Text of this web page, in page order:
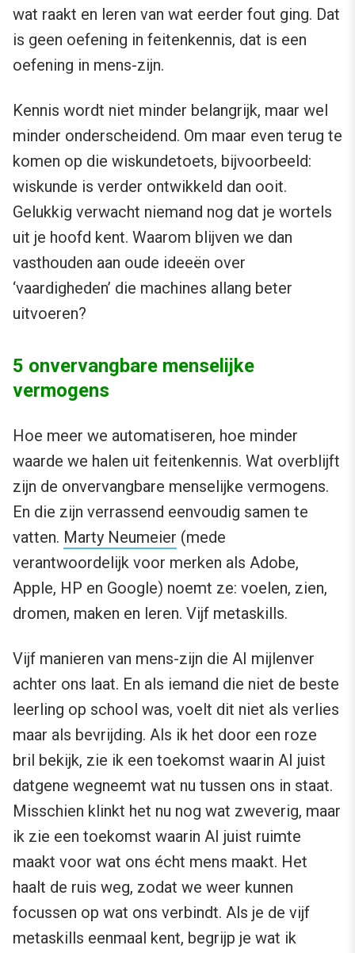
wat raakt en leren van wat eerder fout ging. Dat
is geen oefening in feitenkennis, dat is een
oefening in mens-zijn.
Kennis wordt niet minder belangrijk, maar wel
minder onderscheidend. Om maar even terug te
komen op die wiskundetoets, bijvoorbeeld:
wiskunde is verder ontwikkeld dan ooit.
Gelukkig verwacht niemand nog dat je wortels
uit je hoofd kent. Waarom blijven we dan
vasthouden aan oude ideeën over
‘vaardigheden’ die machines allang beter
uitvoeren?
5 onvervangbare menselijke
vermogens
Hoe meer we automatiseren, hoe minder
waarde we halen uit feitenkennis. Wat overblijft
zijn de onvervangbare menselijke vermogens.
En die zijn verrassend eenvoudig samen te
vatten. Marty Neumeier (mede
verantwoordelijk voor merken als Adobe,
Apple, HP en Google) noemt ze: voelen, zien,
dromen, maken en leren. Vijf metaskills.
Vijf manieren van mens-zijn die AI mijlenver
achter ons laat. En als iemand die niet de beste
leerling op school was, voelt dit niet als verlies
maar als bevrijding. Als ik het door een roze
bril bekijk, zie ik een toekomst waarin AI juist
datgene wegneemt wat nu tussen ons in staat.
Misschien klinkt het nu nog wat zweverig, maar
ik zie een toekomst waarin AI juist ruimte
maakt voor wat ons écht mens maakt. Het
haalt de ruis weg, zodat we weer kunnen
focussen op wat ons verbindt. Als je de vijf
metaskills eenmaal kent, begrijp je wat ik